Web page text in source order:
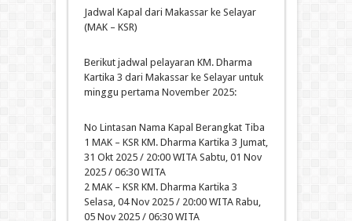
Jadwal Kapal dari Makassar ke Selayar
(MAK – KSR)
Berikut jadwal pelayaran KM. Dharma
Kartika 3 dari Makassar ke Selayar untuk
minggu pertama November 2025:
No Lintasan Nama Kapal Berangkat Tiba
1 MAK – KSR KM. Dharma Kartika 3 Jumat,
31 Okt 2025 / 20:00 WITA Sabtu, 01 Nov
2025 / 06:30 WITA
2 MAK – KSR KM. Dharma Kartika 3
Selasa, 04 Nov 2025 / 20:00 WITA Rabu,
05 Nov 2025 / 06:30 WITA